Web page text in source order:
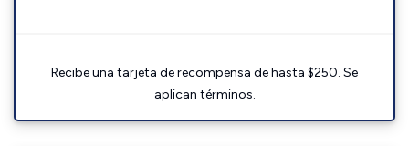
Recibe una tarjeta de recompensa de hasta $250. Se
aplican términos.